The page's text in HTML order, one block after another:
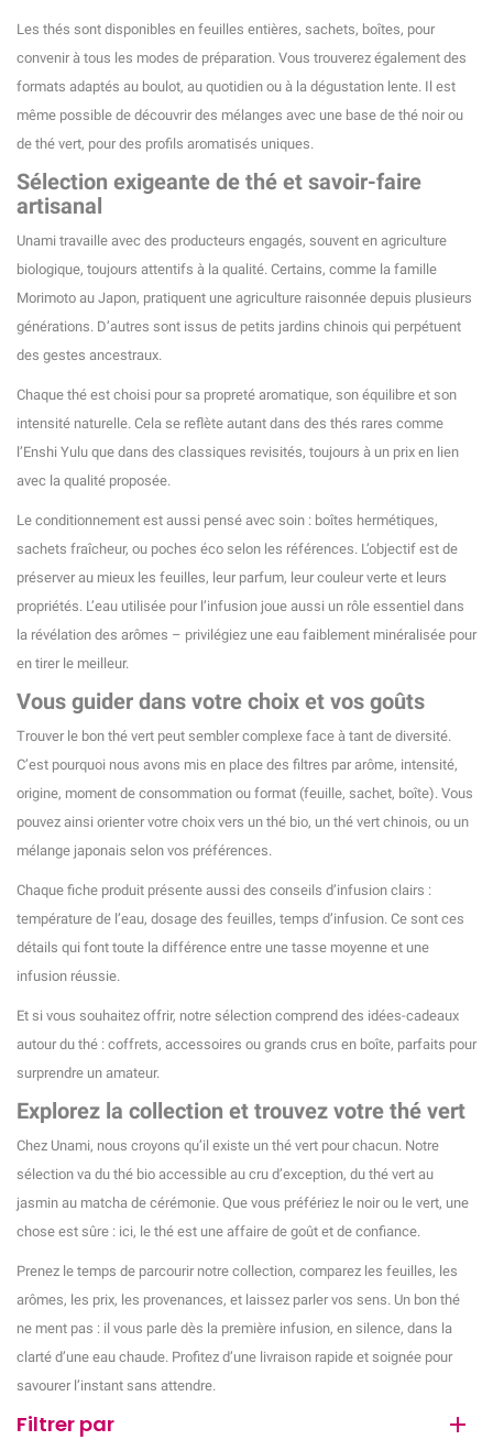
Les thés sont disponibles en feuilles entières, sachets, boîtes, pour
convenir à tous les modes de préparation. Vous trouverez également des
formats adaptés au boulot, au quotidien ou à la dégustation lente. Il est
même possible de découvrir des mélanges avec une base de thé noir ou
de thé vert, pour des profils aromatisés uniques.
Sélection exigeante de thé et savoir-faire
artisanal
Unami travaille avec des producteurs engagés, souvent en agriculture
biologique, toujours attentifs à la qualité. Certains, comme la famille
Morimoto au Japon, pratiquent une agriculture raisonnée depuis plusieurs
générations. D’autres sont issus de petits jardins chinois qui perpétuent
des gestes ancestraux.
Chaque thé est choisi pour sa propreté aromatique, son équilibre et son
intensité naturelle. Cela se reflète autant dans des thés rares comme
l’Enshi Yulu que dans des classiques revisités, toujours à un prix en lien
avec la qualité proposée.
Le conditionnement est aussi pensé avec soin : boîtes hermétiques,
sachets fraîcheur, ou poches éco selon les références. L’objectif est de
préserver au mieux les feuilles, leur parfum, leur couleur verte et leurs
propriétés. L’eau utilisée pour l’infusion joue aussi un rôle essentiel dans
la révélation des arômes – privilégiez une eau faiblement minéralisée pour
en tirer le meilleur.
Vous guider dans votre choix et vos goûts
Trouver le bon thé vert peut sembler complexe face à tant de diversité.
C’est pourquoi nous avons mis en place des filtres par arôme, intensité,
origine, moment de consommation ou format (feuille, sachet, boîte). Vous
pouvez ainsi orienter votre choix vers un thé bio, un thé vert chinois, ou un
mélange japonais selon vos préférences.
Chaque fiche produit présente aussi des conseils d’infusion clairs :
température de l’eau, dosage des feuilles, temps d’infusion. Ce sont ces
détails qui font toute la différence entre une tasse moyenne et une
infusion réussie.
Et si vous souhaitez offrir, notre sélection comprend des idées-cadeaux
autour du thé : coffrets, accessoires ou grands crus en boîte, parfaits pour
surprendre un amateur.
Explorez la collection et trouvez votre thé vert
Chez Unami, nous croyons qu’il existe un thé vert pour chacun. Notre
sélection va du thé bio accessible au cru d’exception, du thé vert au
jasmin au matcha de cérémonie. Que vous préfériez le noir ou le vert, une
chose est sûre : ici, le thé est une affaire de goût et de confiance.
Prenez le temps de parcourir notre collection, comparez les feuilles, les
arômes, les prix, les provenances, et laissez parler vos sens. Un bon thé
ne ment pas : il vous parle dès la première infusion, en silence, dans la
clarté d’une eau chaude. Profitez d’une livraison rapide et soignée pour
savourer l’instant sans attendre.
Filtrer par